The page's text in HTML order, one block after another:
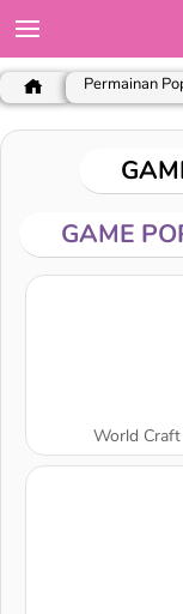
Permainan
GAME
World